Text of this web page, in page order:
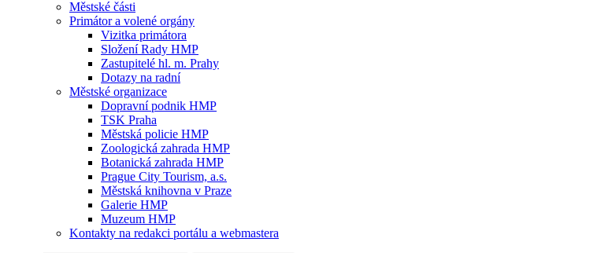
Městské části
Primátor a volené orgány
Vizitka primátora
Složení Rady HMP
Zastupitelé hl. m. Prahy
Dotazy na radní
Městské organizace
Dopravní podnik HMP
TSK Praha
Městská policie HMP
Zoologická zahrada HMP
Botanická zahrada HMP
Prague City Tourism, a.s.
Městská knihovna v Praze
Galerie HMP
Muzeum HMP
Kontakty na redakci portálu a webmastera